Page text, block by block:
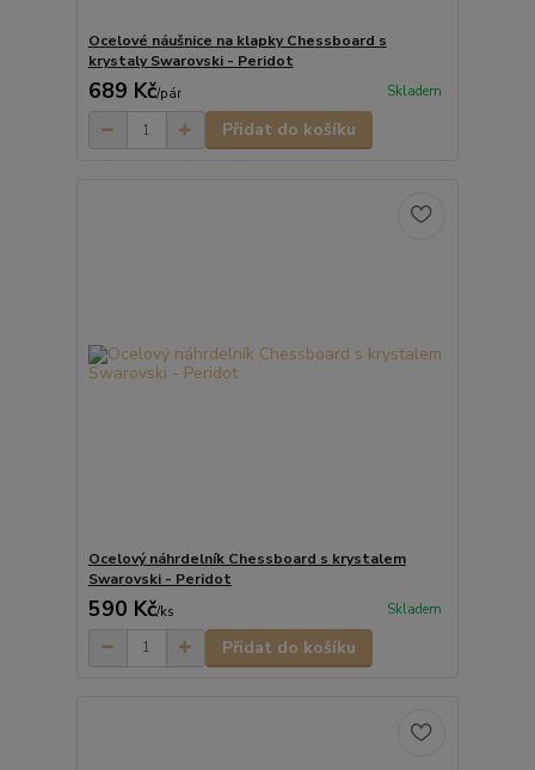
Ocelové náušnice na klapky Chessboard s
krystaly Swarovski - Peridot
689 Kč/pár Skladem
Přidat do košíku
Ocelový náhrdelník Chessboard s krystalem
Swarovski - Peridot
590 Kč/ks Skladem
Přidat do košíku